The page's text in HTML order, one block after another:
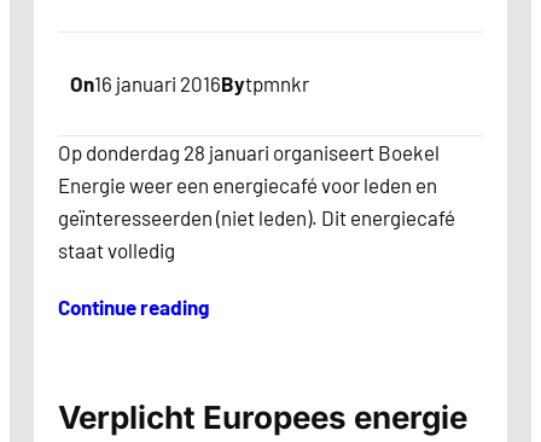
On16 januari 2016Bytpmnkr
Op donderdag 28 januari organiseert Boekel
Energie weer een energiecafé voor leden en
geïnteresseerden (niet leden). Dit energiecafé
staat volledig
Continue reading
Verplicht Europees energie